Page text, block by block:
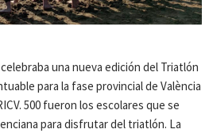
una nueva edición del Triatlón
para la fase provincial de València
500 fueron los escolares que se
para disfrutar del triatlón. La